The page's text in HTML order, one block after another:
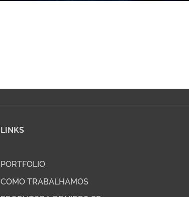
LINKS
PORTFOLIO
COMO TRABALHAMOS